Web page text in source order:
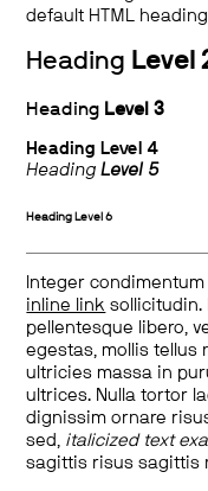
default HTML
Heading Level
Heading Level 3
Heading Level 4
HeadingLevel 5
Heading Level 6
Integer
inline link sollicitudin.
pellentesque libero,
egestas, mollis tellus
ultricies massa in
ultrices. Nulla tortor
dignissim ornare
sed, italicized text
sagittis risus sagittis